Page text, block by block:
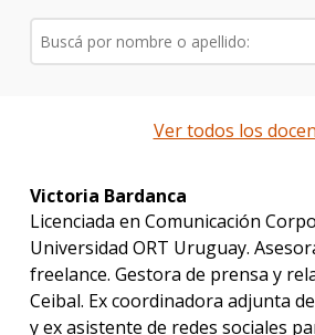
Ver todos los
Victoria Bardanca
Licenciada en Comunicación
Universidad ORT Uruguay.
freelance. Gestora de prensa y
Ceibal. Ex coordinadora adjunta
y ex asistente de redes sociales